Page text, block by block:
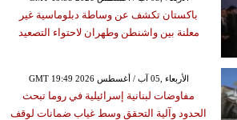
باكستان تكشف عن وساطة دبلوماسية غير
معلنة بين واشنطن وطهران لاحتواء التصعيد
GMT 19:49 2026 الأربعاء ,05 آب / أغسطس
مفاوضات لبنانية إسرائيلية في روما تبحث
الحدود وآلية التحقق وسط غياب ضمانات لوقف